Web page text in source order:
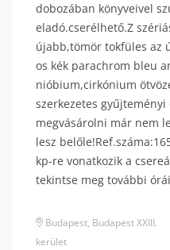
dobozában könyveivel
eladó.cserélhető.Z
újabb,tömör tokfüles az
os kék parachrom bleu
nióbium,cirkónium
szerkezetes
megvásárolni már nem
lesz
kp-re vonatkozik a
tekintse meg további
Budapest, Budapest XXIII.
kerület